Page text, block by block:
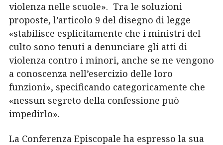
violenza nelle scuole». Tra le soluzioni
proposte, l’articolo 9 del disegno di legge
«stabilisce esplicitamente che i ministri del
culto sono tenuti a denunciare gli atti di
violenza contro i minori, anche se ne vengono
a conoscenza nell’esercizio delle loro
funzioni», specificando categoricamente che
«nessun segreto della confessione può
impedirlo».
La Conferenza Episcopale ha espresso la sua